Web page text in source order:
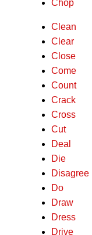
Chop
Clean
Clear
Close
Come
Count
Crack
Cross
Cut
Deal
Die
Disagree
Do
Draw
Dress
Drive